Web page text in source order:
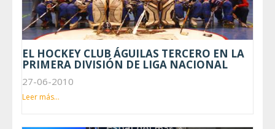
EL HOCKEY CLUB ÁGUILAS TERCERO EN LA
PRIMERA DIVISIÓN DE LIGA NACIONAL
27-06-2010
Leer más...